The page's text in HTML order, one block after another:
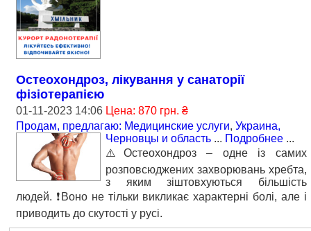
Остеохондроз, лікування у санаторії
фізіотерапією
01-11-2023 14:06 Цена: 870 грн. ₴
Продам, предлагаю: Медицинские услуги, Украина,
Черновцы и область ... Подробнее ...
⚠️Остеохондроз – одне із самих
розповсюджених захворювань хребта,
з яким зіштовхуються більшість
людей. ❗️Воно не тільки викликає характерні болі, але і
приводить до скутості у русі.